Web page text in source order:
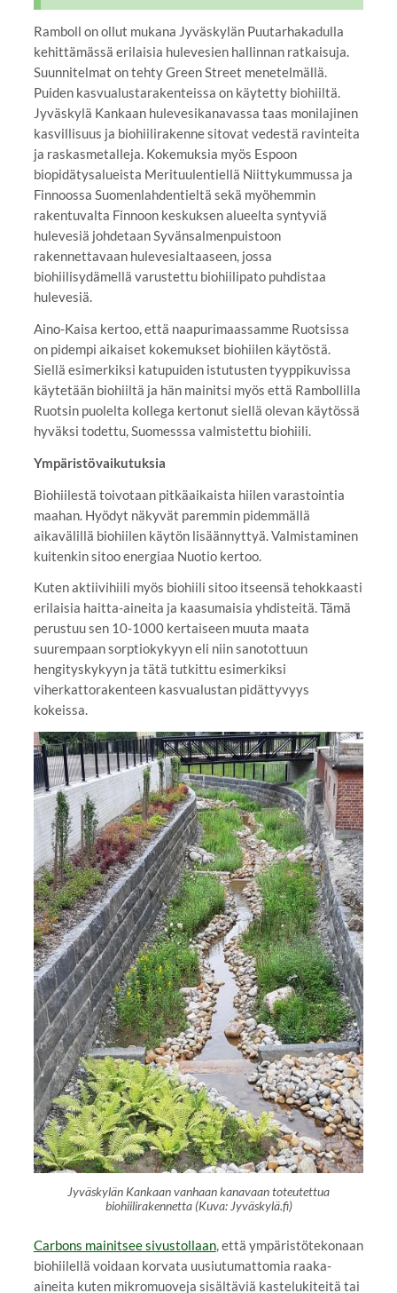
Ramboll on ollut mukana Jyväskylän Puutarhakadulla
kehittämässä erilaisia hulevesien hallinnan ratkaisuja.
Suunnitelmat on tehty Green Street menetelmällä.
Puiden kasvualustarakenteissa on käytetty biohiiltä.
Jyväskylä Kankaan hulevesikanavassa taas monilajinen
kasvillisuus ja biohiilirakenne sitovat vedestä ravinteita
ja raskasmetalleja. Kokemuksia myös Espoon
biopidätysalueista Merituulentiellä Niittykummussa ja
Finnoossa Suomenlahdentieltä sekä myöhemmin
rakentuvalta Finnoon keskuksen alueelta syntyviä
hulevesiä johdetaan Syvänsalmenpuistoon
rakennettavaan hulevesialtaaseen, jossa
biohiilisydämellä varustettu biohiilipato puhdistaa
hulevesiä.
Aino-Kaisa kertoo, että naapurimaassamme Ruotsissa
on pidempi aikaiset kokemukset biohiilen käytöstä.
Siellä esimerkiksi katupuiden istutusten tyyppikuvissa
käytetään biohiiltä ja hän mainitsi myös että Rambollilla
Ruotsin puolelta kollega kertonut siellä olevan käytössä
hyväksi todettu, Suomesssa valmistettu biohiili.
Ympäristövaikutuksia
Biohiilestä toivotaan pitkäaikaista hiilen varastointia
maahan. Hyödyt näkyvät paremmin pidemmällä
aikavälillä biohiilen käytön lisäännyttyä. Valmistaminen
kuitenkin sitoo energiaa Nuotio kertoo.
Kuten aktiivihiili myös biohiili sitoo itseensä tehokkaasti
erilaisia haitta-aineita ja kaasumaisia yhdisteitä. Tämä
perustuu sen 10-1000 kertaiseen muuta maata
suurempaan sorptiokykyyn eli niin sanotottuun
hengityskykyyn ja tätä tutkittu esimerkiksi
viherkattorakenteen kasvualustan pidättyvyys
kokeissa.
Jyväskylän Kankaan vanhaan kanavaan toteutettua
biohiilirakennetta (Kuva: Jyväskylä.fi)
Carbons mainitsee sivustollaan, että ympäristötekonaan
biohiilellä voidaan korvata uusiutumattomia raaka-
aineita kuten mikromuoveja sisältäviä kastelukiteitä tai